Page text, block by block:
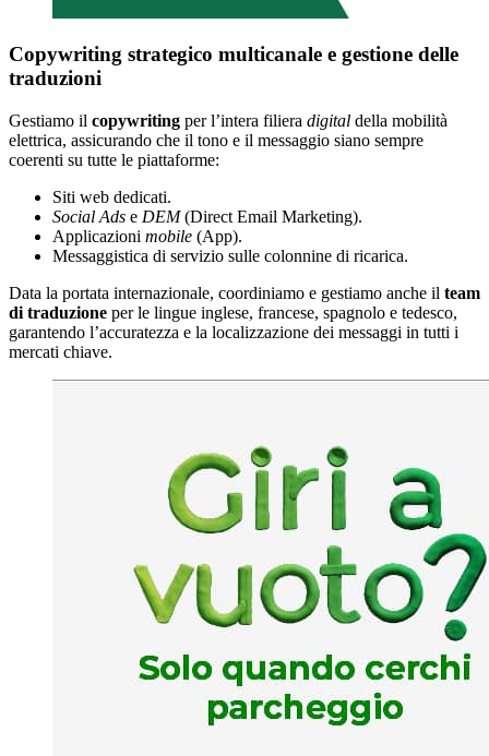
Copywriting strategico multicanale e gestione delle
traduzioni
Gestiamo il copywriting per l’intera filiera digital della mobilità
elettrica, assicurando che il tono e il messaggio siano sempre
coerenti su tutte le piattaforme:
Siti web dedicati.
Social Ads e DEM(Direct Email Marketing).
Applicazioni mobile (App).
Messaggistica di servizio sulle colonnine di ricarica.
Data la portata internazionale, coordiniamo e gestiamo anche il team
di traduzione per le lingue inglese, francese, spagnolo e tedesco,
garantendo l’accuratezza e la localizzazione dei messaggi in tutti i
mercati chiave.